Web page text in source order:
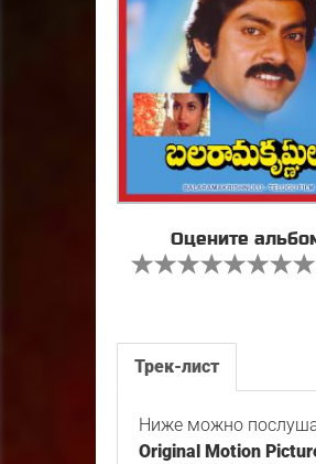
Оцените
Трек-лист
Ниже можно
Original Motion